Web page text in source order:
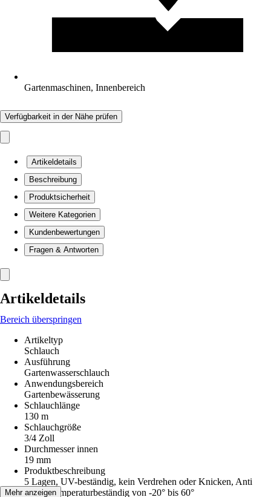
Gartenmaschinen, Innenbereich
Verfügbarkeit in der Nähe prüfen
Artikeldetails
Beschreibung
Produktsicherheit
Weitere Kategorien
Kundenbewertungen
Fragen & Antworten
Artikeldetails
Bereich überspringen
Artikeltyp
Schlauch
Ausführung
Gartenwasserschlauch
Anwendungsbereich
Gartenbewässerung
Schlauchlänge
130 m
Schlauchgröße
3/4 Zoll
Durchmesser innen
19 mm
Produktbeschreibung
5 Lagen, UV-beständig, kein Verdrehen oder Knicken, Anti
Algen, temperaturbeständig von -20° bis 60°
Mehr anzeigen